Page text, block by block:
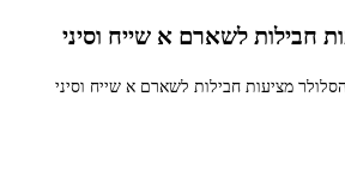
חבילות לשארם א שייח וסיני
מציעות חבילות לשארם א שייח וסיני